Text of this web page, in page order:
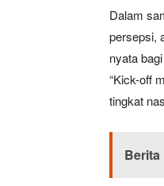
Dalam
persepsi,
nyata
“Kick-off
tingkat